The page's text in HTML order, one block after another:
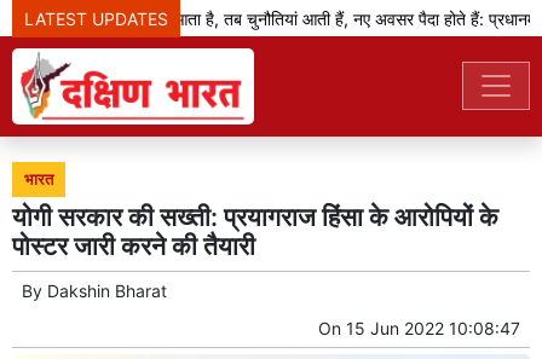
LATEST UPDATES
जब बदलाव का दौर आता है, तब चुनौतियां आती हैं, नए अवसर पैदा होते हैं: प्रधानमंत्री
भारत
योगी सरकार की सख्ती: प्रयागराज हिंसा के आरोपियों के
पोस्टर जारी करने की तैयारी
By Dakshin Bharat
On 15 Jun 2022 10:08:47